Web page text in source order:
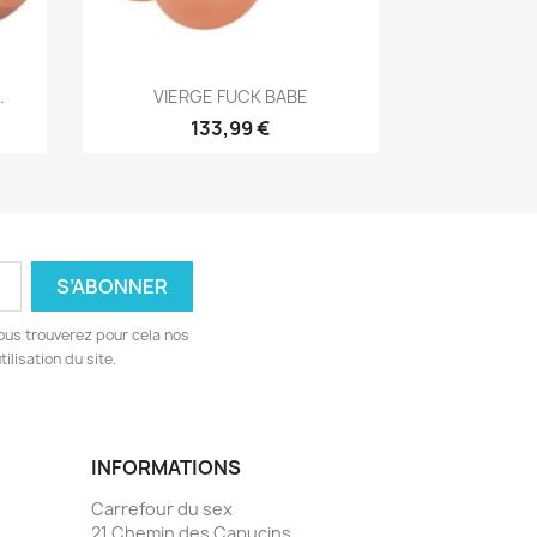
Aperçu rapide
VIERGE FUCK BABE
133,99 €
trouverez pour cela nos
du site.
INFORMATIONS
Carrefour du sex